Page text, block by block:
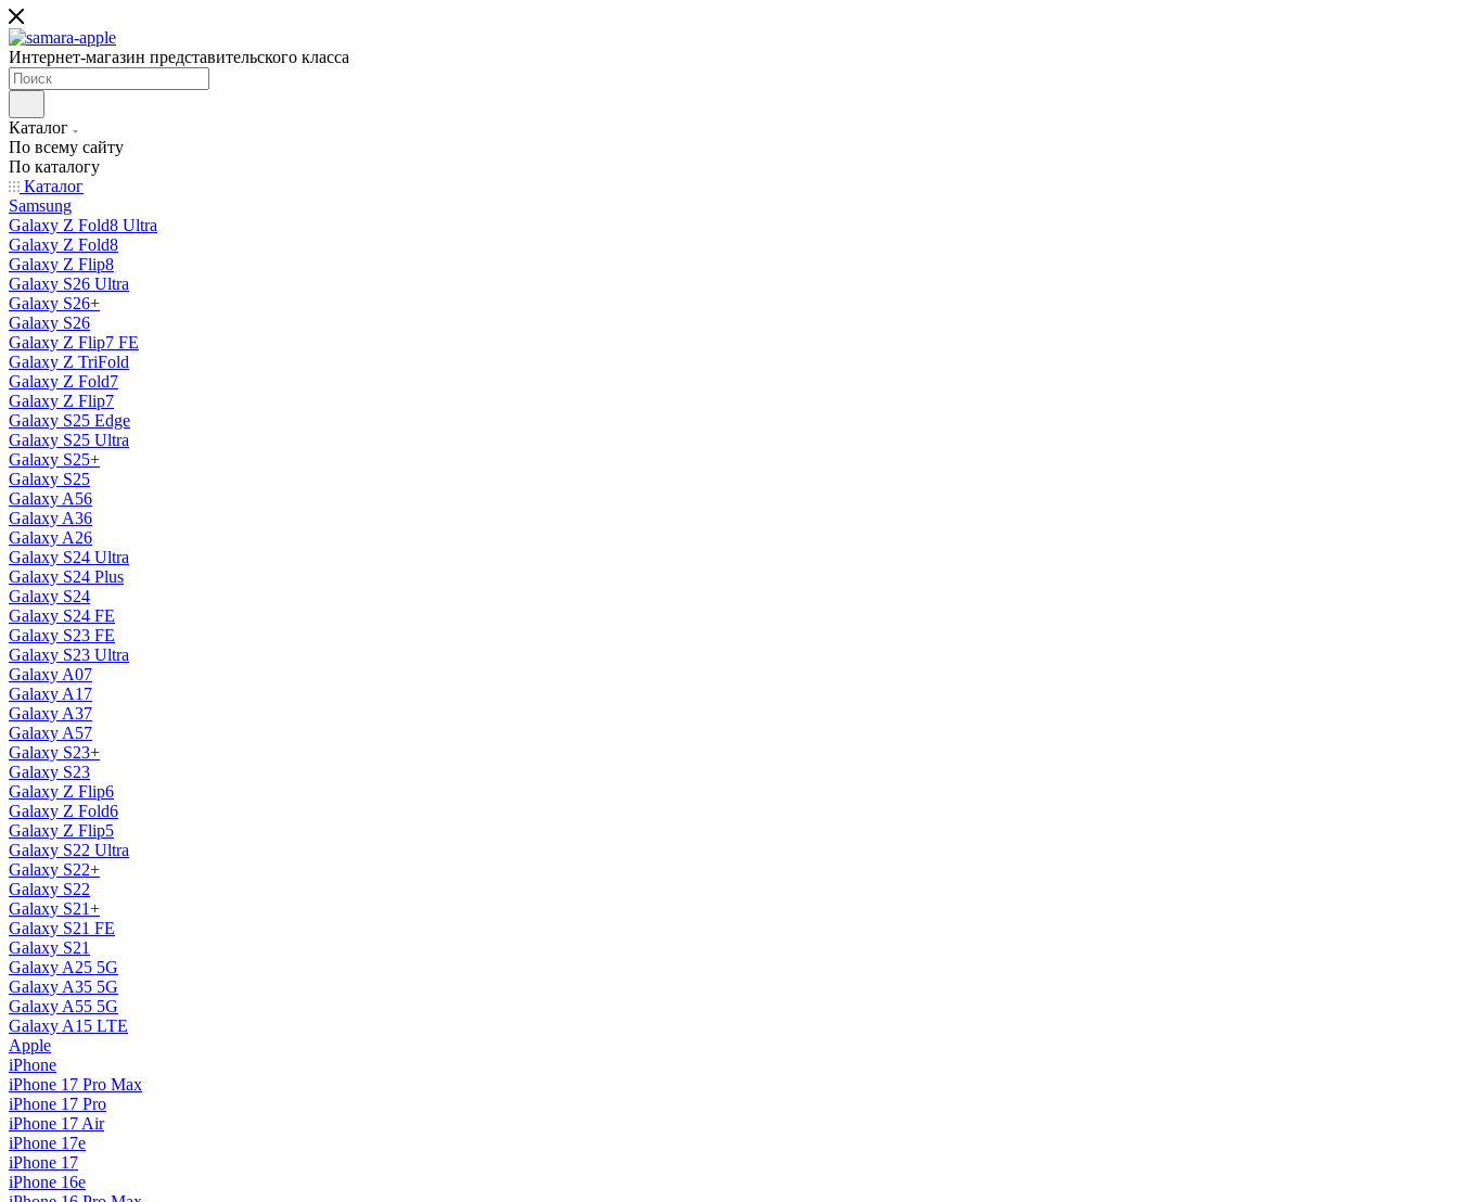
Интернет-магазин представительского класса
Каталог
По всему сайту
По каталогу
Каталог
Samsung
Galaxy Z Fold8 Ultra
Galaxy Z Fold8
Galaxy Z Flip8
Galaxy S26 Ultra
Galaxy S26+
Galaxy S26
Galaxy Z Flip7 FE
Galaxy Z TriFold
Galaxy Z Fold7
Galaxy Z Flip7
Galaxy S25 Edge
Galaxy S25 Ultra
Galaxy S25+
Galaxy S25
Galaxy A56
Galaxy A36
Galaxy A26
Galaxy S24 Ultra
Galaxy S24 Plus
Galaxy S24
Galaxy S24 FE
Galaxy S23 FE
Galaxy S23 Ultra
Galaxy A07
Galaxy A17
Galaxy A37
Galaxy A57
Galaxy S23+
Galaxy S23
Galaxy Z Flip6
Galaxy Z Fold6
Galaxy Z Flip5
Galaxy S22 Ultra
Galaxy S22+
Galaxy S22
Galaxy S21+
Galaxy S21 FE
Galaxy S21
Galaxy A25 5G
Galaxy A35 5G
Galaxy A55 5G
Galaxy A15 LTE
Apple
iPhone
iPhone 17 Pro Max
iPhone 17 Pro
iPhone 17 Air
iPhone 17e
iPhone 17
iPhone 16e